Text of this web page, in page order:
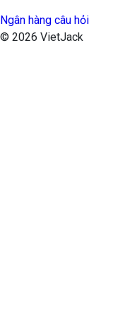
Ngân hàng câu hỏi
© 2026 VietJack